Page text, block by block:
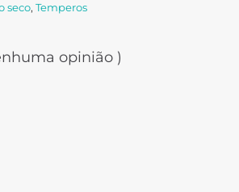
seco, Temperos
opinião )